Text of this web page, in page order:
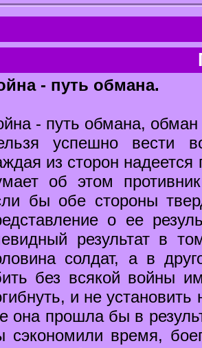
- путь обмана.
- путь обмана,
успешно вести
из сторон
об этом
бы обе стороны
о ее
результат в
солдат, а в
без всякой войны
и не
она прошла бы в
сэкономили время,